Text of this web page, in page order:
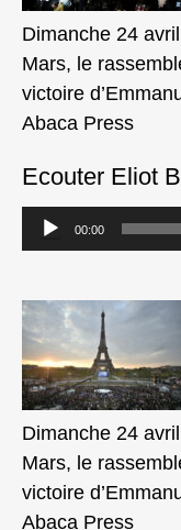
Dimanche 24
Mars, le
victoire
Abaca Press
Ecouter Eliot
Lecteur
audio
00:00
Dimanche 24
Mars, le
victoire
Abaca Press